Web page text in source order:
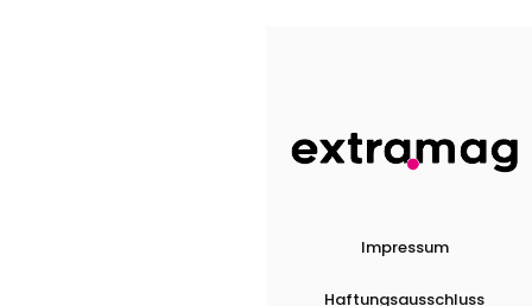
Impressum
Haftungsausschluss